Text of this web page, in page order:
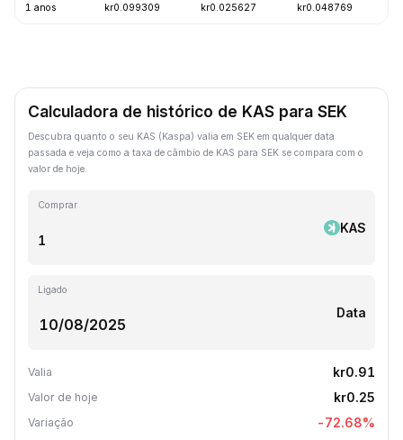
1 anos kr0.099309 kr0.025627 kr0.048769
Calculadora de histórico de KAS para SEK
Descubra quanto o seu KAS (Kaspa) valia em SEK em qualquer data
passada e veja como a taxa de câmbio de KAS para SEK se compara com o
valor de hoje.
Comprar
KAS
Ligado
Data
Valia kr0.91
Valor de hoje kr0.25
Variação -72.68%